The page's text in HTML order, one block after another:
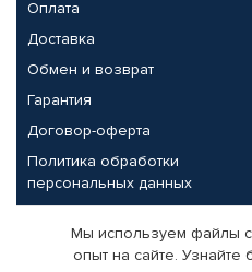
Оплата
Доставка
Обмен и возврат
Гарантия
Договор-оферта
Политика обработки
персональных данных
Партнерам
Мы используем файлы
опыт на сайте.